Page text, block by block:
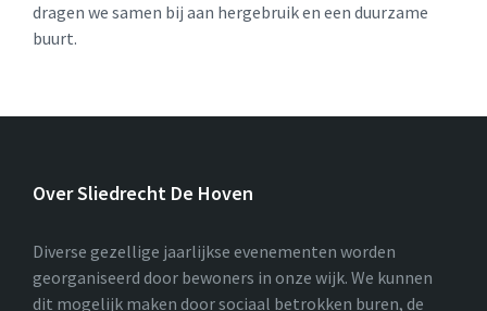
dragen we samen bij aan hergebruik en een duurzame
buurt.
Over Sliedrecht De Hoven
Diverse gezellige jaarlijkse evenementen worden
georganiseerd door bewoners in onze wijk. We kunnen
dit mogelijk maken door sociaal betrokken buren, de